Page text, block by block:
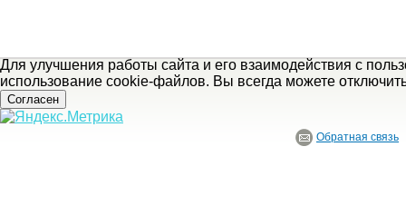
Для улучшения работы сайта и его взаимодействия с
использование cookie-файлов. Вы всегда можете
Согласен
Обратная связь